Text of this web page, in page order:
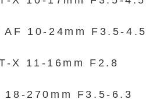
AF 10-24mm F3.5-4.5
X 11-16mm F2.8
18-270mm F3.5-6.3